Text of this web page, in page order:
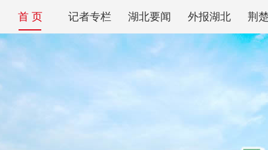
首 页 记者专栏 湖北要闻 外报湖北 荆